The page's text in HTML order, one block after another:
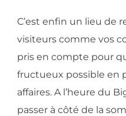
C’est enfin un lieu de
visiteurs comme vos
pris en compte pour
fructueux possible en
affaires. A l’heure du
passer à côté de la